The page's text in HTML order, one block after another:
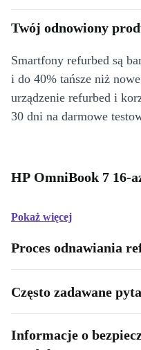
Twój odnowiony
Smartfony refurbed są
i do 40% tańsze niż
urządzenie refurbed i
30 dni na darmowe
HP OmniBook 7 16-
Pokaż więcej
Proces odnawiania
Często zadawane
Informacje o